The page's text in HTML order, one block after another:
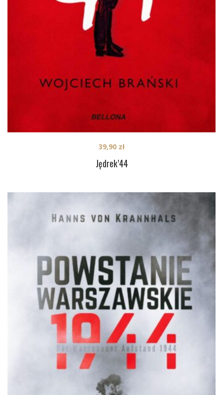
Jędrek’44
39,90 zł